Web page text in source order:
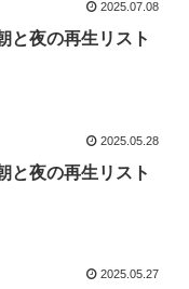
2025.07.08
と夜の再生リスト
2025.05.28
と夜の再生リスト
2025.05.27